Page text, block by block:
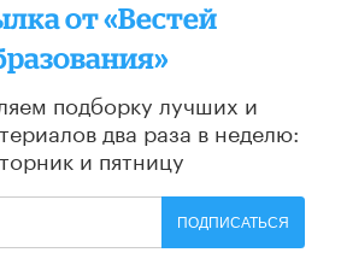
от «Вестей
подборку лучших и
два раза в неделю:
и пятницу
ПОДПИСАТЬСЯ